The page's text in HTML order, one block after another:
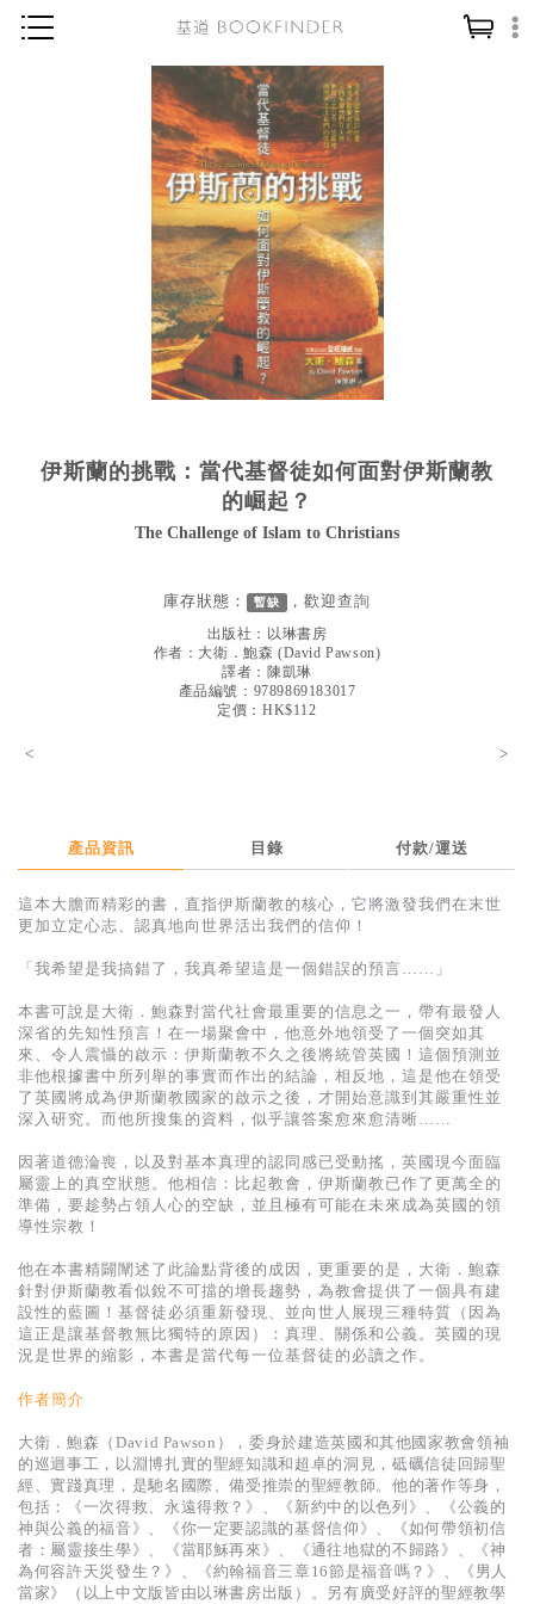
神學／教義
讀經／研經
聖經
信仰入門
教會歷史
靈修／禱告
信徒生活
教會事工
社會／倫理
文藝／勵志
暢銷榜
中文二手書
電子書
基道 Top 50
伊斯蘭的挑戰：當代基督徒如何面對伊斯蘭教
的崛起？
The Challenge of Islam to Christians
庫存狀態： 暫缺 ，歡迎查詢
出版社： 以琳書房
作者： 大衛．鮑森 (David Pawson)
譯者： 陳凱琳
產品編號：9789869183017
定價：HK$112
< >
產品資訊 目錄 付款/運送
這本大膽而精彩的書，直指伊斯蘭教的核心，它將激發我們在末世
更加立定心志、認真地向世界活出我們的信仰！
「我希望是我搞錯了，我真希望這是一個錯誤的預言……」
本書可說是大衛．鮑森對當代社會最重要的信息之一，帶有最發人
深省的先知性預言！在一場聚會中，他意外地領受了一個突如其
來、令人震懾的啟示：伊斯蘭教不久之後將統管英國！這個預測並
非他根據書中所列舉的事實而作出的結論，相反地，這是他在領受
了英國將成為伊斯蘭教國家的啟示之後，才開始意識到其嚴重性並
深入研究。而他所搜集的資料，似乎讓答案愈來愈清晰……
因著道德淪喪，以及對基本真理的認同感已受動搖，英國現今面臨
屬靈上的真空狀態。他相信：比起教會，伊斯蘭教已作了更萬全的
準備，要趁勢占領人心的空缺，並且極有可能在未來成為英國的領
導性宗教！
他在本書精闢闡述了此論點背後的成因，更重要的是，大衛．鮑森
針對伊斯蘭教看似銳不可擋的增長趨勢，為教會提供了一個具有建
設性的藍圖！基督徒必須重新發現、並向世人展現三種特質（因為
這正是讓基督教無比獨特的原因）：真理、關係和公義。英國的現
況是世界的縮影，本書是當代每一位基督徒的必讀之作。
作者簡介
大衛．鮑森（David Pawson），委身於建造英國和其他國家教會領袖
的巡迴事工，以淵博扎實的聖經知識和超卓的洞見，砥礪信徒回歸聖
經、實踐真理，是馳名國際、備受推崇的聖經教師。他的著作等身，
包括：《一次得救、永遠得救？》、《新約中的以色列》、《公義的
神與公義的福音》、《你一定要認識的基督信仰》、《如何帶領初信
者：屬靈接生學》、《當耶穌再來》、《通往地獄的不歸路》、《神
為何容許天災發生？》、《約翰福音三章16節是福音嗎？》、《男人
當家》（以上中文版皆由以琳書房出版）。另有廣受好評的聖經教學